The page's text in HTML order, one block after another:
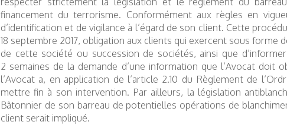
financement du terrorisme. Conformément aux règles en
d’identification et de vigilance à l’égard de son client. Cette
18 septembre 2017, obligation aux clients qui exercent sous
de cette société ou succession de sociétés, ainsi que
2 semaines de la demande d’une information que l’Avocat
l’Avocat a, en application de l’article 2.10 du Règlement de
mettre fin à son intervention. Par ailleurs, la législation
Bâtonnier de son barreau de potentielles opérations de
client serait impliqué.